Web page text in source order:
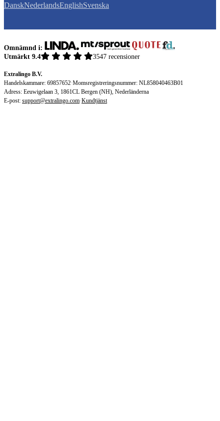
DanskNederlandsEnglishSvenska
Omnämnd i:
Utmärkt 9.4
3547 recensioner
Extralingo B.V.
Handelskammare: 69857652·Momsregistreringsnummer: NL858040463B01
Adress: Eeuwigelaan 3, 1861CL Bergen (NH), Nederländerna
E-post: support@extralingo.com·Kundtjänst